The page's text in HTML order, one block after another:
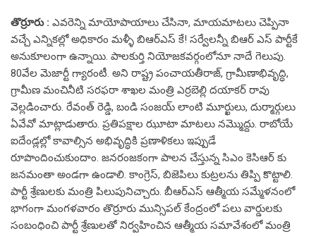
తొర్రూరు : ఎవ‌రెన్ని మాయోపాయాలు చేసినా, మాయ‌మాట‌లు చెప్పినా
వ‌చ్చే ఎన్నిక‌ల్లో అధికారం మ‌ళ్ళీ బిఆర్ఎస్ కే! స‌ర్వేల‌న్నీ బిఆర్ ఎస్ పార్టీకే
అనుకూలంగా ఉన్నాయి. పాల‌కుర్తి నియోజ‌క‌వ‌ర్గంలోనూ నాదే గెలుపు.
80వేల మెజార్టీ గ్యారంటీ. అని రాష్ట్ర పంచాయ‌తీరాజ్‌, గ్రామీణాభివృద్ధి,
గ్రామీణ మంచినీటి స‌ర‌ఫ‌రా శాఖ‌ల మంత్రి ఎర్ర‌బెల్లి ద‌యాక‌ర్ రావు
వెల్ల‌డించారు. రేవంత్ రెడ్డి, బండి సంజ‌య్‌ లాంటి మూర్ఖులు, దుర్మార్గులు
ఏవేవో మాట్లాడుతారు. ప్ర‌తిప‌క్షాల ఝూటా మాట‌లు న‌మ్మొద్దు. రాబోయే
ఐదేండ్ల‌ల్లో కావాల్సిన అభివృద్ధికి ప్ర‌ణాళిక‌లు ఇప్పుడే
రూపొందించుకుందాం. జ‌న‌రంజ‌కంగా పాల‌న చేస్తున్న సిఎం కెసిఆర్ కు
జ‌న‌మంతా అండ‌గా ఉండాలి. కాంగ్రెస్‌, బిజెపిలు కుట్ర‌లను తిప్పి కొట్టాలి.
పార్టీ శ్రేణుల‌కు మంత్రి పిలుపునిచ్చారు. బీఆర్ఎస్ ఆత్మీయ స‌మ్మేళ‌నంలో
భాగంగా మంగ‌ళ‌వారం తొర్రూరు మున్సిప‌ల్ కేంద్రంలో ప‌లు వార్డుల‌కు
సంబంధించి పార్టీ శ్రేణుల‌తో నిర్వ‌హించిన ఆత్మీయ స‌మావేశంలో మంత్రి